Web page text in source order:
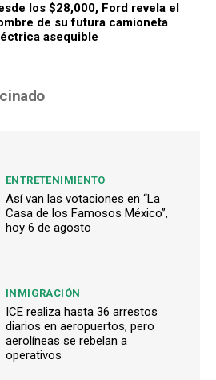
los $28,000, Ford revela el
de su futura camioneta
asequible
ENTRETENIMIENTO
Así van las votaciones en “La
Casa de los Famosos México”,
hoy 6 de agosto
INMIGRACIÓN
ICE realiza hasta 36 arrestos
diarios en aeropuertos, pero
aerolíneas se rebelan a
operativos